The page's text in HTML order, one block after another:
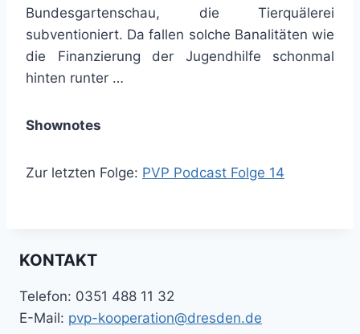
Bundesgartenschau, die Tierquälerei
subventioniert. Da fallen solche Banalitäten wie
die Finanzierung der Jugendhilfe schonmal
hinten runter …
Shownotes
Zur letzten Folge: PVP Podcast Folge 14
KONTAKT
Telefon: 0351 488 11 32
E-Mail: pvp-kooperation@dresden.de